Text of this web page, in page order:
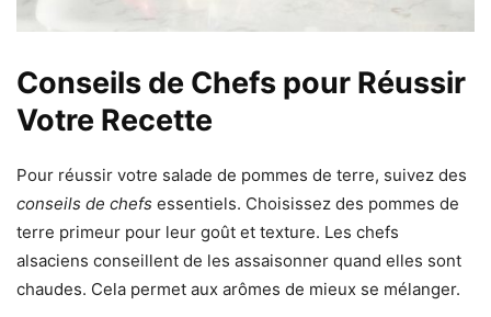
Conseils de Chefs pour Réussir
Votre Recette
Pour réussir votre salade de pommes de terre, suivez des
conseils de chefs essentiels. Choisissez des pommes de
terre primeur pour leur goût et texture. Les chefs
alsaciens conseillent de les assaisonner quand elles sont
chaudes. Cela permet aux arômes de mieux se mélanger.